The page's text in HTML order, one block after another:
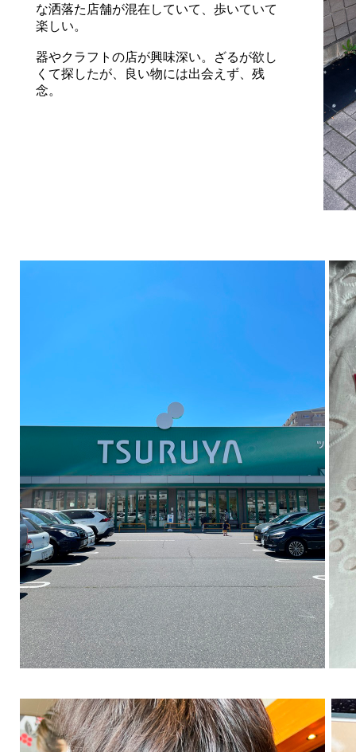
な洒落た店舗が混在していて、歩いていて
楽しい。
器やクラフトの店が興味深い。ざるが欲し
くて探したが、良い物には出会えず、残
念。